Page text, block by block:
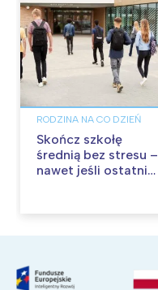
RODZINA NA CO DZIEŃ
Skończ szkołę
średnią bez stresu –
nawet jeśli ostatni